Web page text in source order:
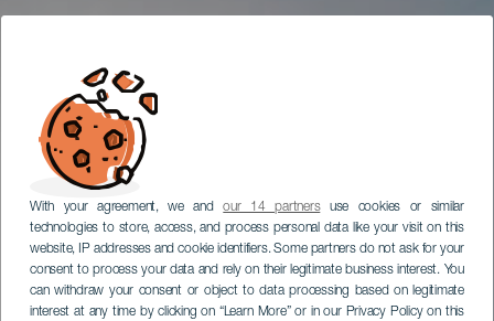
With your agreement, we andour 14 partnersuse cookies or similar
technologies to store, access, and process personal data like your visit on this
website, IP addresses and cookie identifiers. Some partners do not ask for your
consent to process your data and rely on their legitimate business interest. You
can withdraw your consent or object to data processing based on legitimate
interest at any time by clicking on “Learn More” or in our Privacy Policy on this